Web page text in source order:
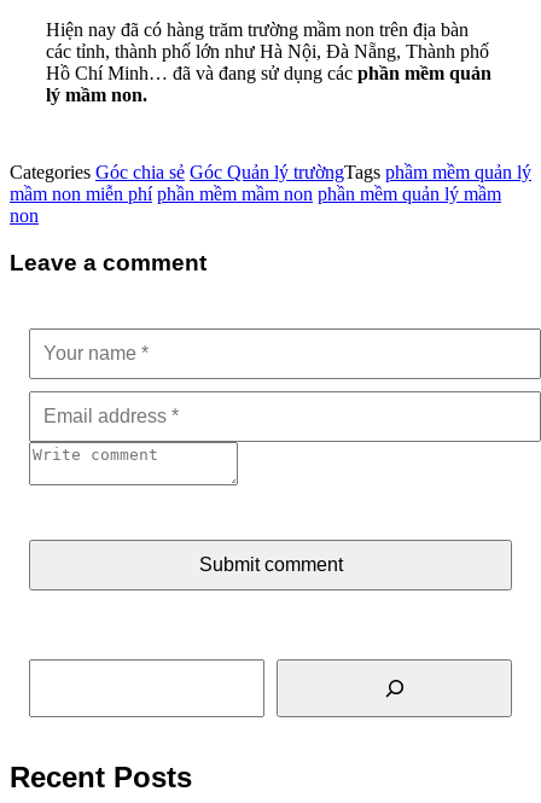
Hiện nay đã có hàng trăm trường mầm non trên địa bàn
các tỉnh, thành phố lớn như Hà Nội, Đà Nẵng, Thành phố
Hồ Chí Minh… đã và đang sử dụng các phần mềm quản
lý mầm non.
Categories Góc chia sẻ Góc Quản lý trườngTags phầm mềm quản lý
mầm non miễn phí phần mềm mầm non phần mềm quản lý mầm
non
Leave a comment
Submit comment
Tìm kiếm
Recent Posts